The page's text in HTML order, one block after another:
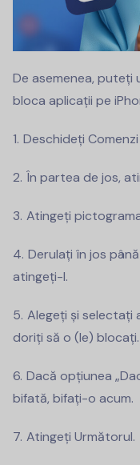
De asemenea, puteți
bloca aplicații pe
Deschideți
În partea de jos,
Atingeți
Derulați în jos
atingeți-l.
Alegeți și selectați
doriți să o (le) blocați.
Dacă opțiunea
bifată, bifați-o acum.
Atingeți Următorul.